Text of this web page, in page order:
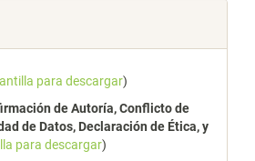
para descargar)
de Autoría, Conflicto de
de Datos, Declaración de Ética, y
para descargar)